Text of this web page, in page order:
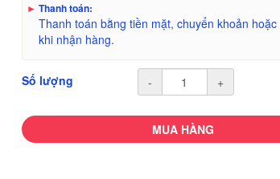
► Thanh toán:
Thanh toán bằng tiền mặt, chuyển khoản
khi nhận hàng.
Số lượng - +
MUA HÀNG